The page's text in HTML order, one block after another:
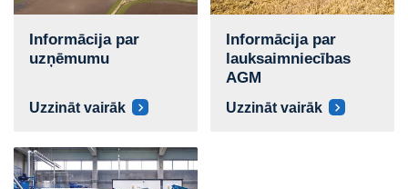
Informācija par
uzņēmumu
Uzzināt vairāk
Informācija par
lauksaimniecības
AGM
Uzzināt vairāk